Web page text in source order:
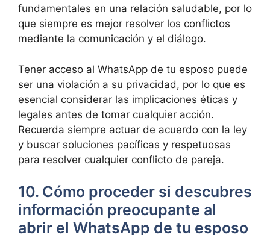
fundamentales en una relación saludable, por lo
que siempre es mejor resolver los conflictos
mediante la comunicación y el diálogo.
Tener acceso al WhatsApp de tu esposo puede
ser una violación a su privacidad, por lo que es
esencial considerar las implicaciones éticas y
legales antes de tomar cualquier acción.
Recuerda siempre actuar de acuerdo con la ley
y buscar soluciones pacíficas y respetuosas
para resolver cualquier conflicto de pareja.
10. Cómo proceder si descubres
información preocupante al
abrir el WhatsApp de tu esposo